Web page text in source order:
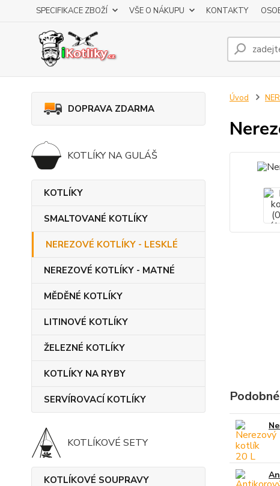
SPECIFIKACE ZBOŽÍ VŠE O NÁKUPU KONTAKTY
DOPRAVA ZDARMA
KOTLÍKY NA GULÁŠ
KOTLÍKY
SMALTOVANÉ KOTLÍKY
NEREZOVÉ KOTLÍKY - LESKLÉ
NEREZOVÉ KOTLÍKY - MATNÉ
MĚDĚNÉ KOTLÍKY
LITINOVÉ KOTLÍKY
ŽELEZNÉ KOTLÍKY
KOTLÍKY NA RYBY
SERVÍROVACÍ KOTLÍKY
KOTLÍKOVÉ SETY
KOTLÍKOVÉ SOUPRAVY
Úvod